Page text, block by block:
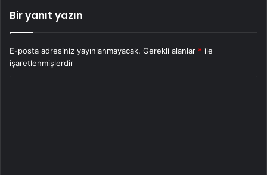
Bir yanıt yazın
E-posta adresiniz yayınlanmayacak. Gerekli alanlar * ile
işaretlenmişlerdir